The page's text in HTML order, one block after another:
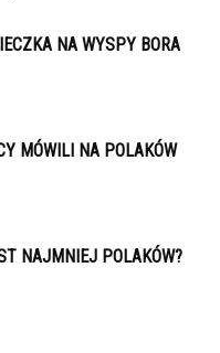
NA WYSPY BORA
MÓWILI NA POLAKÓW
NAJMNIEJ POLAKÓW?